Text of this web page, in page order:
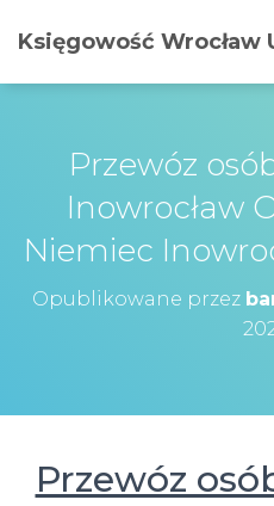
Księgowość Wrocław
Przewóz
Inowrocław
Niemiec
Opublikowane przez
Przewóz